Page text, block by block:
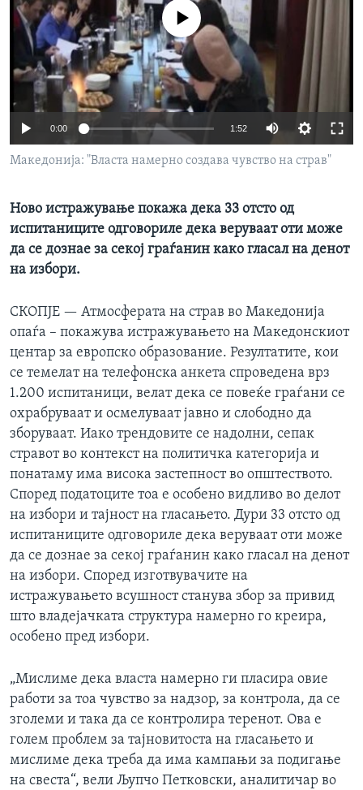
ИНТЕРВЈУА
Јазици
No media source currently available
0:00 1:52
Македонија: "Власта намерно создава чувство на страв"
Ново истражување покажа дека 33 отсто од
испитаниците одговориле дека веруваат оти може
да се дознае за секој граѓанин како гласал на денот
на избори.
СКОПЈЕ — Атмосферата на страв во Македонија
опаѓа – покажува истражувањето на Македонскиот
центар за европско образование. Резултатите, кои
се темелат на телефонска анкета спроведена врз
1.200 испитаници, велат дека се повеќе граѓани се
охрабруваат и осмелуваат јавно и слободно да
зборуваат. Иако трендовите се надолни, сепак
стравот во контекст на политичка категорија и
понатаму има висока застепност во општеството.
Според податоците тоа е особено видливо во делот
на избори и тајност на гласањето. Дури 33 отсто од
испитаниците одговориле дека веруваат оти може
да се дознае за секој граѓанин како гласал на денот
на избори. Според изготвувачите на
истражувањето всушност станува збор за привид
што владејачката структура намерно го креира,
особено пред избори.
„Мислиме дека власта намерно ги пласира овие
работи за тоа чувство за надзор, за контрола, да се
зголеми и така да се контролира теренот. Ова е
голем проблем за тајновитоста на гласањето и
мислиме дека треба да има кампањи за подигање
на свеста“, вели Љупчо Петковски, аналитичар во